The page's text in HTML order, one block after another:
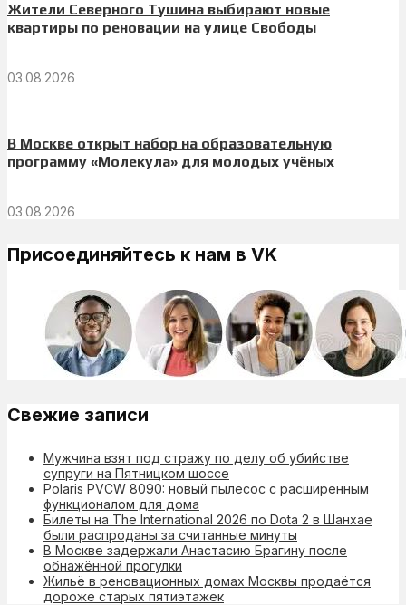
Жители Северного Тушина выбирают новые
квартиры по реновации на улице Свободы
03.08.2026
В Москве открыт набор на образовательную
программу «Молекула» для молодых учёных
03.08.2026
Присоединяйтесь к нам в VK
Свежие записи
Мужчина взят под стражу по делу об убийстве
супруги на Пятницком шоссе
Polaris PVCW 8090: новый пылесос с расширенным
функционалом для дома
Билеты на The International 2026 по Dota 2 в Шанхае
были распроданы за считанные минуты
В Москве задержали Анастасию Брагину после
обнажённой прогулки
Жильё в реновационных домах Москвы продаётся
дороже старых пятиэтажек